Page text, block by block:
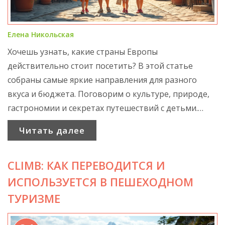
Елена Никольская
Хочешь узнать, какие страны Европы
действительно стоит посетить? В этой статье
собраны самые яркие направления для разного
вкуса и бюджета. Поговорим о культуре, природе,
гастрономии и секретах путешествий с детьми.
Реальные советы и неожиданные лайфхаки — всё в
одном месте, чтобы поездка запомнилась надолго.
Читать далее
CLIMB: КАК ПЕРЕВОДИТСЯ И
ИСПОЛЬЗУЕТСЯ В ПЕШЕХОДНОМ
ТУРИЗМЕ